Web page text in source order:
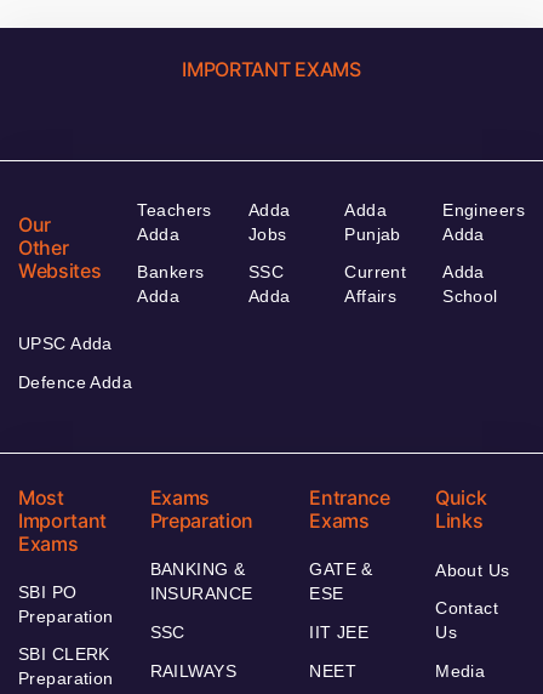
IMPORTANT EXAMS
Our
Other
Websites
Teachers
Adda
Bankers
Adda
Adda
Jobs
SSC
Adda
Adda
Punjab
Current
Affairs
Engineers
Adda
Adda
School
UPSC Adda
Defence Adda
Most
Important
Exams
SBI PO
Preparation
SBI CLERK
Preparation
Exams
Preparation
BANKING &
INSURANCE
SSC
RAILWAYS
Entrance
Exams
GATE &
ESE
IIT JEE
NEET
Quick
Links
About Us
Contact
Us
Media